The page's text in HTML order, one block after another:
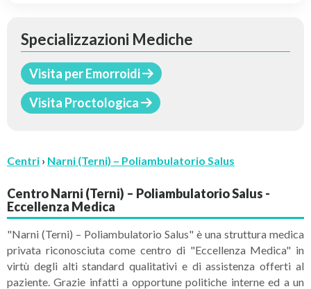
Specializzazioni Mediche
Visita per Emorroidi
Visita Proctologica
Centri › Narni (Terni) – Poliambulatorio Salus
Centro Narni (Terni) – Poliambulatorio Salus -
Eccellenza Medica
"Narni (Terni) – Poliambulatorio Salus" è una struttura medica
privata riconosciuta come centro di "Eccellenza Medica" in
virtù degli alti standard qualitativi e di assistenza offerti al
paziente. Grazie infatti a opportune politiche interne ed a un